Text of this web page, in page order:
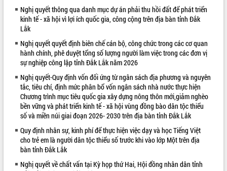
VIDEO
Trailer Lễ hội Sầu riêng Đắk Lắk năm
2026
Khám bệnh, cấp phát thuốc miễn phí
và tặng quà người dân xã Cư Pui
Nghị quyết thông qua danh mục dự án phải thu hồi đất để phát triển
kinh tế - xã hội vì lợi ích quốc gia, công cộng trên địa bàn tỉnh Đắk
Lắk
Nghị quyết quyết định biên chế cán bộ, công chức trong các cơ quan
hành chính, phê duyệt tổng số lượng người làm việc trong các đơn vị
sự nghiệp công lập tỉnh Đắk Lắk năm 2026
Nghị quyết-Quy định vốn đối ứng từ ngân sách địa phương và nguyên
tắc, tiêu chí, định mức phân bổ vốn ngân sách nhà nước thực hiện
Chương trình mục tiêu quốc gia xây dựng nông thôn mới,giảm nghèo
bền vững và phát triển kinh tế - xã hội vùng đồng bào dân tộc thiểu
số và miền núi giai đoạn 2026- 2030 trên địa bàn tỉnh Đắk Lắk
Quy định nhân sự, kinh phí để thực hiện việc dạy và học Tiếng Việt
cho trẻ em là người dân tộc thiểu số trước khi vào lớp Một trên địa
bàn tỉnh Đắk Lắk
Nghị quyết về chất vấn tại Kỳ họp thứ Hai, Hội đồng nhân dân tỉnh